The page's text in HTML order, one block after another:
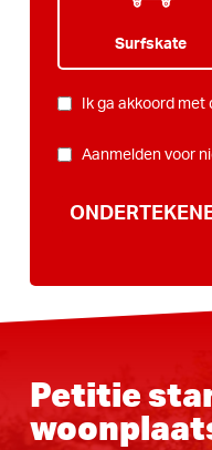
Surfskate
PRIVACY*
Ik ga akkoord met
NIEUWSBRIEF
Aanmelden voor
Petitie